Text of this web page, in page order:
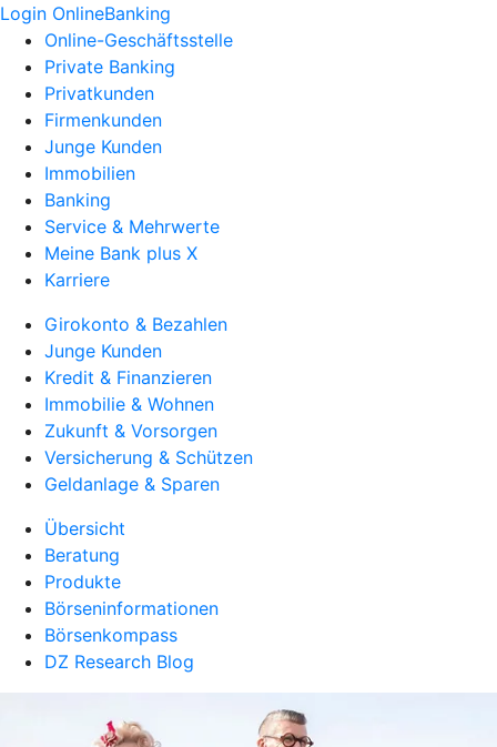
Login OnlineBanking
Online-Geschäftsstelle
Private Banking
Privatkunden
Firmenkunden
Junge Kunden
Immobilien
Banking
Service & Mehrwerte
Meine Bank plus X
Karriere
Girokonto & Bezahlen
Junge Kunden
Kredit & Finanzieren
Immobilie & Wohnen
Zukunft & Vorsorgen
Versicherung & Schützen
Geldanlage & Sparen
Übersicht
Beratung
Produkte
Börseninformationen
Börsenkompass
DZ Research Blog